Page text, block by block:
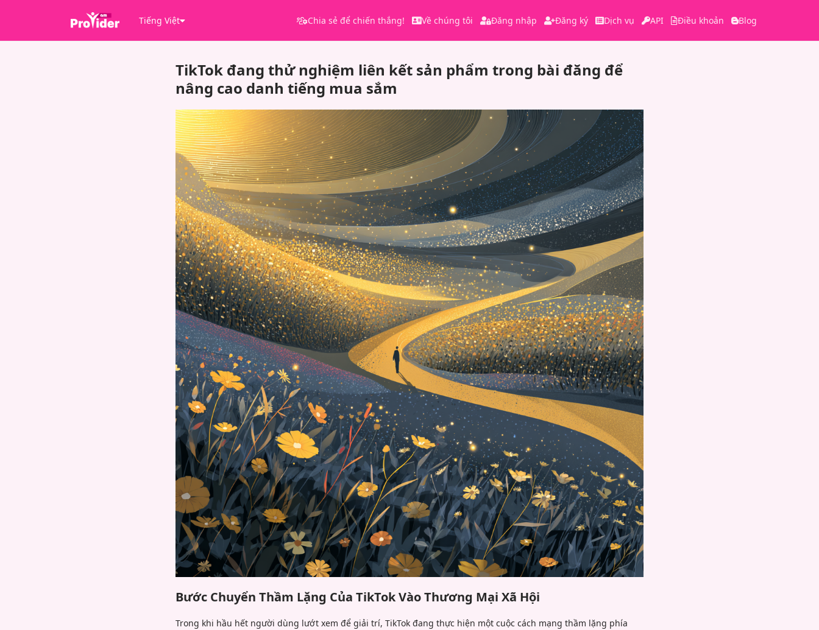
Tiếng Việt Chia sẻ để chiến thắng! Về chúng tôi Đăng nhập Đăng ký Dịch vụ API Điều khoản Blog
TikTok đang thử nghiệm liên kết sản phẩm trong bài đăng để
nâng cao danh tiếng mua sắm
Bước Chuyển Thầm Lặng Của TikTok Vào Thương Mại Xã Hội
Trong khi hầu hết người dùng lướt xem để giải trí, TikTok đang thực hiện một cuộc cách mạng thầm lặng phía